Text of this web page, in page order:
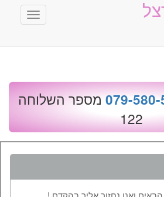
Toggle
079-מספר השלוחה
122